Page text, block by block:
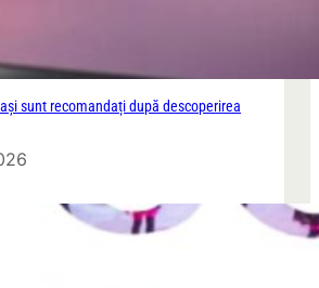
sunt recomandați după descoperirea